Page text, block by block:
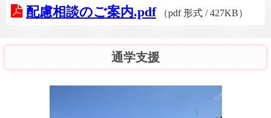
配慮相談のご案内.pdf （pdf 形式 / 427KB）
通学支援